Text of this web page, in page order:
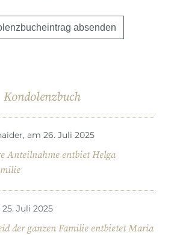
Kondolenzbuch
am 26. Juli 2025
Anteilnahme entbiet Helga
Juli 2025
der ganzen Familie entbietet Maria